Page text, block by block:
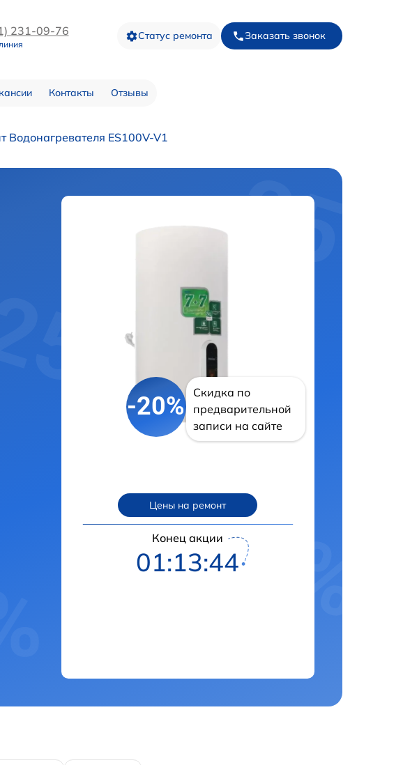
231-09-76 Статус ремонта Заказать звонок
Контакты Отзывы
Водонагревателя ES100V-V1
-20%
Скидка по
предварительной
записи на сайте
Цены на ремонт
Конец акции
01:13:43